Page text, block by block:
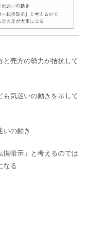
と売方の勢力が拮抗して
も気迷いの動きを示して
いの動き
換暗示」と考えるのでは
なる